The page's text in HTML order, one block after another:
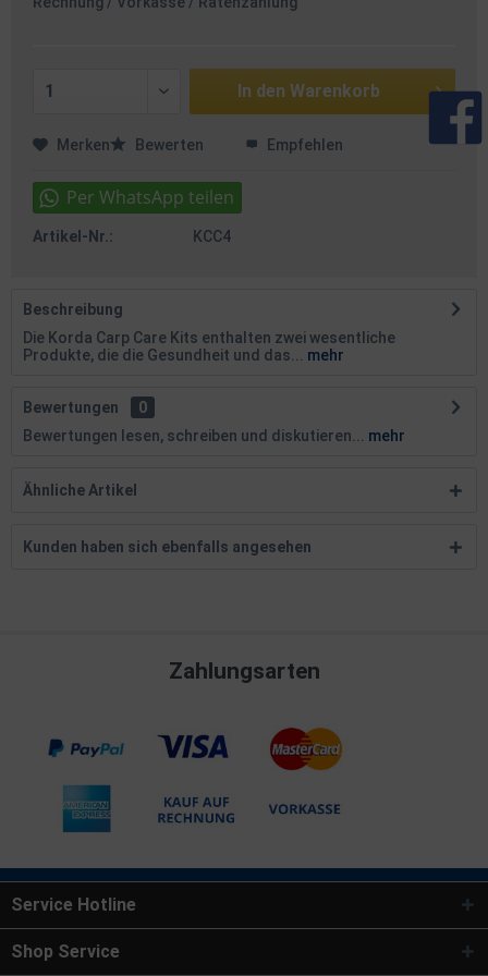
In den Warenkorb
Merken Bewerten Empfehlen
Artikel-Nr.: KCC4
Beschreibung
Die Korda Carp Care Kits enthalten zwei wesentliche
Produkte, die die Gesundheit und das...
mehr
Bewertungen
0
Bewertungen lesen, schreiben und diskutieren...
mehr
Ähnliche Artikel
Kunden haben sich ebenfalls angesehen
Zahlungsarten
Service Hotline
Shop Service